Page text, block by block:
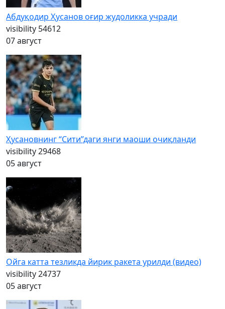
Абдуқодир Ҳусанов оғир жудоликка учради
visibility 54612
07 август
Ҳусановнинг “Сити”даги янги маоши очиқланди
visibility29468
05 август
Ойга катта тезликда йирик ракета урилди (видео)
visibility24737
05 август